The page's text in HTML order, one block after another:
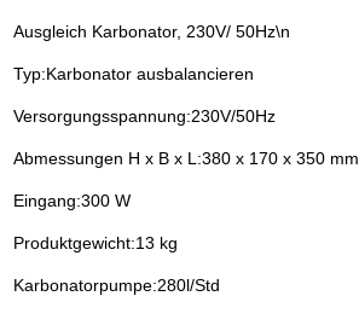
Ausgleich Karbonator, 230V/ 50Hz\n
Typ:Karbonator ausbalancieren
Versorgungsspannung:230V/50Hz
Abmessungen H x B x L:380 x 170 x 350 mm
Eingang:300 W
Produktgewicht:13 kg
Karbonatorpumpe:280l/Std